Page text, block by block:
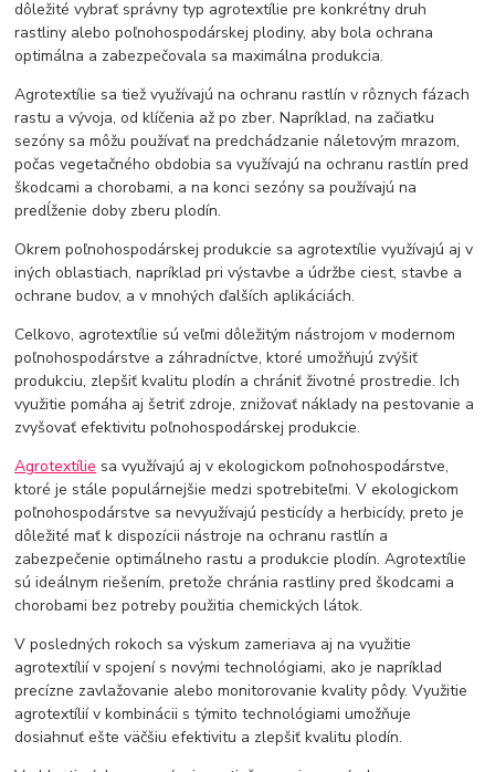
dôležité vybrať správny typ agrotextílie pre konkrétny druh
rastliny alebo poľnohospodárskej plodiny, aby bola ochrana
optimálna a zabezpečovala sa maximálna produkcia.
Agrotextílie sa tiež využívajú na ochranu rastlín v rôznych fázach
rastu a vývoja, od klíčenia až po zber. Napríklad, na začiatku
sezóny sa môžu používať na predchádzanie náletovým mrazom,
počas vegetačného obdobia sa využívajú na ochranu rastlín pred
škodcami a chorobami, a na konci sezóny sa používajú na
predĺženie doby zberu plodín.
Okrem poľnohospodárskej produkcie sa agrotextílie využívajú aj v
iných oblastiach, napríklad pri výstavbe a údržbe ciest, stavbe a
ochrane budov, a v mnohých ďalších aplikáciách.
Celkovo, agrotextílie sú veľmi dôležitým nástrojom v modernom
poľnohospodárstve a záhradníctve, ktoré umožňujú zvýšiť
produkciu, zlepšiť kvalitu plodín a chrániť životné prostredie. Ich
využitie pomáha aj šetriť zdroje, znižovať náklady na pestovanie a
zvyšovať efektivitu poľnohospodárskej produkcie.
Agrotextílie sa využívajú aj v ekologickom poľnohospodárstve,
ktoré je stále populárnejšie medzi spotrebiteľmi. V ekologickom
poľnohospodárstve sa nevyužívajú pesticídy a herbicídy, preto je
dôležité mať k dispozícii nástroje na ochranu rastlín a
zabezpečenie optimálneho rastu a produkcie plodín. Agrotextílie
sú ideálnym riešením, pretože chránia rastliny pred škodcami a
chorobami bez potreby použitia chemických látok.
V posledných rokoch sa výskum zameriava aj na využitie
agrotextílií v spojení s novými technológiami, ako je napríklad
precízne zavlažovanie alebo monitorovanie kvality pôdy. Využitie
agrotextílií v kombinácii s týmito technológiami umožňuje
dosiahnuť ešte väčšiu efektivitu a zlepšiť kvalitu plodín.